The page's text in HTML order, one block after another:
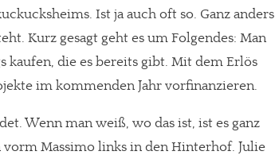
Ist ja auch oft so. Ganz anders
Kurz gesagt geht es um Folgendes: Man
kaufen, die es bereits gibt. Mit dem Erlös
im kommenden Jahr vorfinanzieren.
Wenn man weiß, wo das ist, ist es ganz
Massimo links in den Hinterhof. Julie